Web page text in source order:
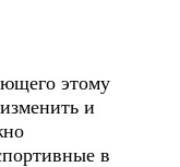
этому
и
в